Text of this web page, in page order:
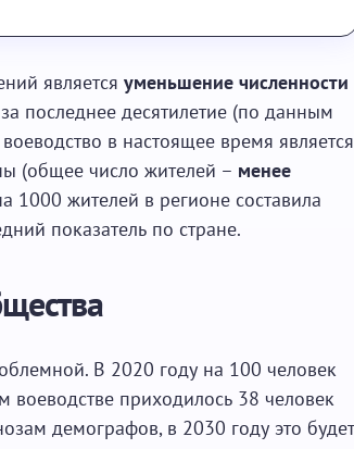
является уменьшение численности
за последнее десятилетие (по данным
в настоящее время является
(общее число жителей – менее
1000 жителей в регионе составила
показатель по стране.
В 2020 году на 100 человек
воеводстве приходилось 38 человек
демографов, в 2030 году это будет